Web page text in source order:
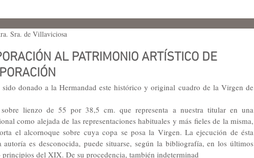
AL PATRIMONIO ARTÍSTICO DE
Sra. de Villaviciosa
donado a la Hermandad este histórico y original cuadro de la Virgen de
lienzo de 55 por 38,5 cm. que representa a nuestra titular en una
como alejada de las representaciones habituales y más fieles de la misma,
el alcornoque sobre cuya copa se posa la Virgen. La ejecución de ésta
autoría es desconocida, puede situarse, según la bibliografía, en los últimos
del XIX. De su procedencia, también indeterminad